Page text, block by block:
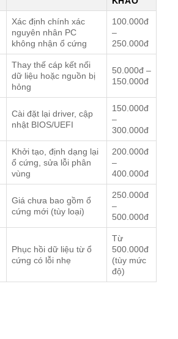
Xác định chính xác
nguyên nhân PC
không nhận ổ cứng
100.000đ
–
250.000đ
Thay thế cáp kết nối
dữ liệu hoặc nguồn bị
hỏng
50.000đ –
150.000đ
Cài đặt lại driver, cập
nhật BIOS/UEFI
150.000đ
–
300.000đ
Khởi tạo, định dạng lại
ổ cứng, sửa lỗi phân
vùng
200.000đ
–
400.000đ
Giá chưa bao gồm ổ
cứng mới (tùy loại)
250.000đ
–
500.000đ
Phục hồi dữ liệu từ ổ
cứng có lỗi nhẹ
Từ
500.000đ
(tùy mức
độ)